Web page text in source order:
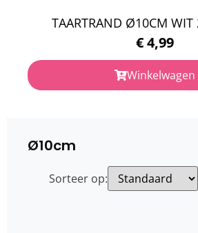
TAARTRAND Ø10CM WIT
€4,99
Winkelwagen
Ø10cm
Sorteer op: